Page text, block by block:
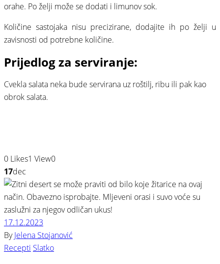
orahe. Po želji može se dodati i limunov sok.
Količine sastojaka nisu precizirane, dodajite ih po želji u
zavisnosti od potrebne količine.
Prijedlog za serviranje:
Cvekla salata neka bude servirana uz roštilj, ribu ili pak kao
obrok salata.
0 Likes1 View0
17dec
17.12.2023
ByJelena Stojanović
Recepti Slatko